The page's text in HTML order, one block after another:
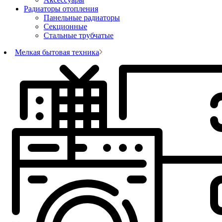
Радиаторы отопления
Панельные радиаторы
Секционные
Стальные трубчатые
Мелкая бытовая техника